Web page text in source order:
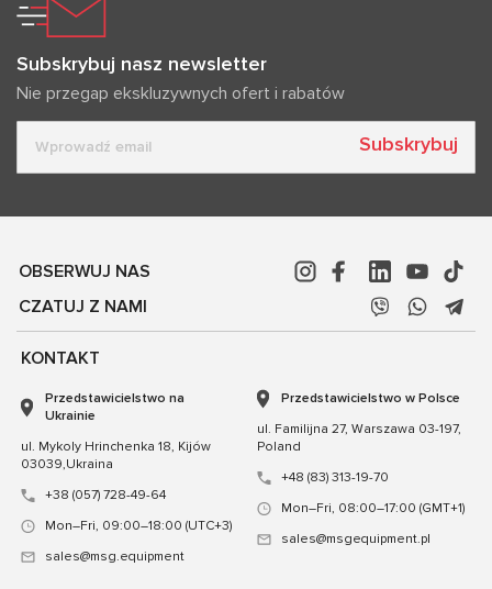
Subskrybuj nasz newsletter
Nie przegap ekskluzywnych ofert i rabatów
Subskrybuj
OBSERWUJ NAS
CZATUJ Z NAMI
KONTAKT
Przedstawicielstwo na
Ukrainie
ul. Mykoly Hrinchenka 18, Kijów
03039,Ukraina
+38 (057) 728-49-64
Mon–Fri, 09:00–18:00 (UTC+3)
sales@msg.equipment
Przedstawicielstwo w Polsce
ul. Familijna 27, Warszawa 03-197,
Poland
+48 (83) 313-19-70
Mon–Fri, 08:00–17:00 (GMT+1)
sales@msgequipment.pl